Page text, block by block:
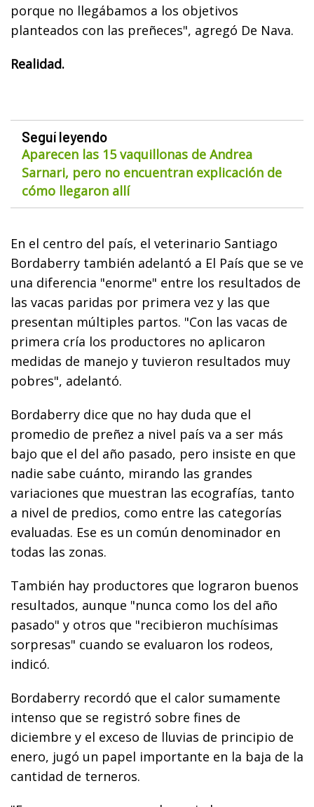
porque no llegábamos a los objetivos
planteados con las preñeces", agregó De Nava.
Realidad.
Seguí leyendo
Aparecen las 15 vaquillonas de Andrea
Sarnari, pero no encuentran explicación de
cómo llegaron allí
En el centro del país, el veterinario Santiago
Bordaberry también adelantó a El País que se ve
una diferencia "enorme" entre los resultados de
las vacas paridas por primera vez y las que
presentan múltiples partos. "Con las vacas de
primera cría los productores no aplicaron
medidas de manejo y tuvieron resultados muy
pobres", adelantó.
Bordaberry dice que no hay duda que el
promedio de preñez a nivel país va a ser más
bajo que el del año pasado, pero insiste en que
nadie sabe cuánto, mirando las grandes
variaciones que muestran las ecografías, tanto
a nivel de predios, como entre las categorías
evaluadas. Ese es un común denominador en
todas las zonas.
También hay productores que lograron buenos
resultados, aunque "nunca como los del año
pasado" y otros que "recibieron muchísimas
sorpresas" cuando se evaluaron los rodeos,
indicó.
Bordaberry recordó que el calor sumamente
intenso que se registró sobre fines de
diciembre y el exceso de lluvias de principio de
enero, jugó un papel importante en la baja de la
cantidad de terneros.